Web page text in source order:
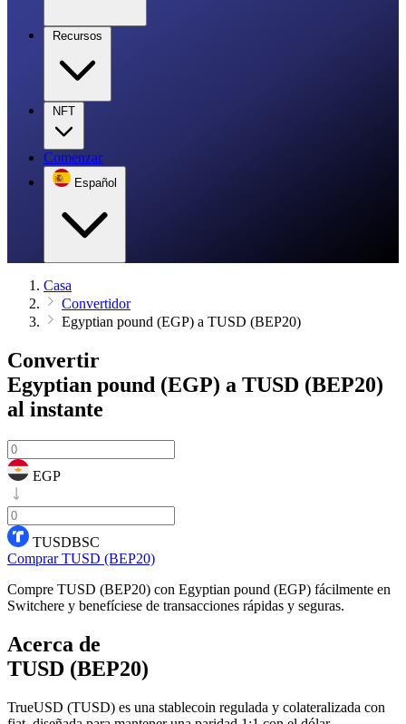
Recursos
NFT
Comenzar
Español
Casa
Convertidor
Egyptian pound (EGP) a TUSD (BEP20)
Convertir
Egyptian pound (EGP) a TUSD (BEP20)
al instante
EGP
TUSDBSC
Comprar TUSD (BEP20)
Compre TUSD (BEP20) con Egyptian pound (EGP) fácilmente en
Switchere y benefíciese de transacciones rápidas y seguras.
Acerca de
TUSD (BEP20)
TrueUSD (TUSD) es una stablecoin regulada y colateralizada con